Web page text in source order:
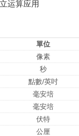
运算应用
單位
像素
秒
點數/英吋
毫安培
毫安培
伏特
公厘